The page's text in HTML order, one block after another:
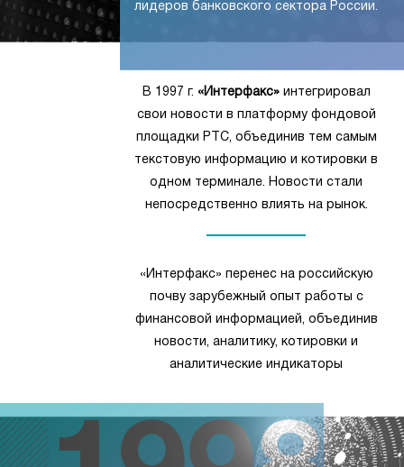
лидеров банковского сектора России.
В 1997 г. «Интерфакс»интегрировал
свои новости в платформу фондовой
площадки РТС, объединив тем самым
текстовую информацию и котировки в
одном терминале. Новости стали
непосредственно влиять на рынок.
«Интерфакс» перенес на российскую
почву зарубежный опыт работы с
финансовой информацией, объединив
новости, аналитику, котировки и
аналитические индикаторы